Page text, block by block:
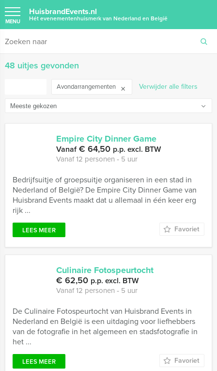
HuisbrandEvents.nl
Hét evenementenhuismerk van Nederland en België
MENU
48 uitjes gevonden
Avondarrangementen Verwijder alle filters
Empire City Dinner Game
Vanaf€ 64,50 p.p. excl. BTW
Vanaf 12 personen ‐ 5 uur
Bedrijfsuitje of groepsuitje organiseren in een stad in
Nederland of België? De Empire City Dinner Game van
Huisbrand Events maakt dat u allemaal in één keer erg
rijk ...
LEES MEER Favoriet
Culinaire Fotospeurtocht
€ 62,50 p.p. excl. BTW
Vanaf 12 personen ‐ 5 uur
De Culinaire Fotospeurtocht van Huisbrand Events in
Nederland en België is een uitdaging voor liefhebbers
van de fotografie in het algemeen en stadsfotografie in
het ...
LEES MEER Favoriet